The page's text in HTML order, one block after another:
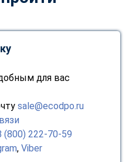
для вас
sale@ecodpo.ru
(800) 222-70-59
, Viber